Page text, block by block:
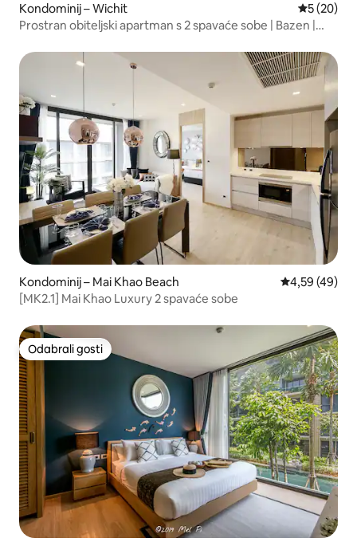
Kondominij – Wichit Prosječna
5 (20)
Prostran obiteljski apartman s 2 spavaće sobe | Bazen |
Kondominij – Mai Khao Beach Prosječna
4,59 (49)
[MK2.1] Mai Khao Luxury 2 spavaće sobe
Odabrali gosti
Odabrali gosti